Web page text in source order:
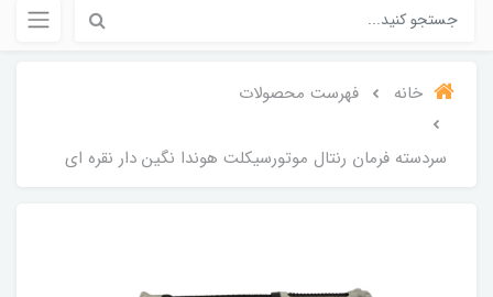
خانه فهرست محصولات
سردسته فرمان رنتال موتورسیکلت هوندا نگین دار نقره ای